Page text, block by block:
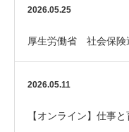
ダーを整備してみませ
2026.05.25
厚生労働省 社会保険
ル！
2026.05.11
【オンライン】仕事